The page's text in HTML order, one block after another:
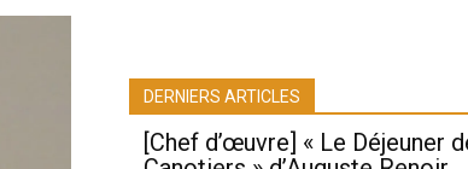
DERNIERS ARTICLES
[Chef d’œuvre] « Le Déjeuner